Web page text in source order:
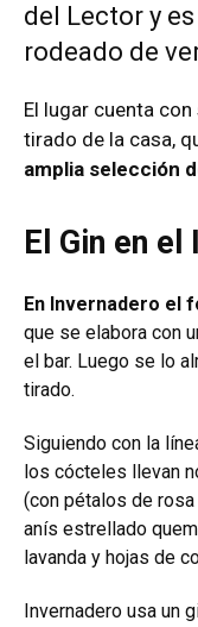
del Lector y
rodeado de
El lugar cuenta
tirado de la casa,
amplia selección
El Gin en el
En Invernadero el
que se elabora con
el bar. Luego se lo
tirado.
Siguiendo con la
los cócteles llevan
(con pétalos de rosa
anís estrellado
lavanda y hojas de
Invernadero usa un